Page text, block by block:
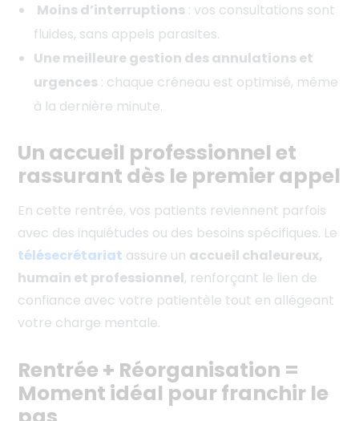
Moins d’interruptions : vos consultations sont
fluides, sans appels parasites.
Une meilleure gestion des annulations et
urgences : chaque créneau est optimisé, même
à la dernière minute.
Un accueil professionnel et
rassurant dès le premier appel
En cette rentrée, vos patients reviennent parfois
avec des inquiétudes ou des besoins spécifiques. Le
télésecrétariat assure un accueil chaleureux,
humain et professionnel, renforçant le lien de
confiance avec votre patientèle tout en allégeant
votre charge mentale.
Rentrée + Réorganisation =
Moment idéal pour franchir le